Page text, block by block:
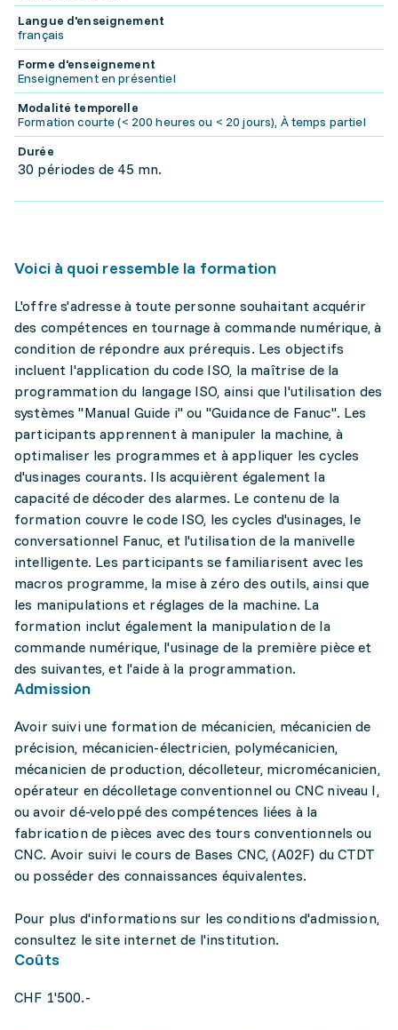
Langue d'enseignement
français
Forme d'enseignement
Enseignement en présentiel
Modalité temporelle
Formation courte (< 200 heures ou < 20 jours), À temps partiel
Durée
30 périodes de 45 mn.
Voici à quoi ressemble la formation
L'offre s'adresse à toute personne souhaitant acquérir
des compétences en tournage à commande numérique, à
condition de répondre aux prérequis. Les objectifs
incluent l'application du code ISO, la maîtrise de la
programmation du langage ISO, ainsi que l'utilisation des
systèmes "Manual Guide i" ou "Guidance de Fanuc". Les
participants apprennent à manipuler la machine, à
optimaliser les programmes et à appliquer les cycles
d'usinages courants. Ils acquièrent également la
capacité de décoder des alarmes. Le contenu de la
formation couvre le code ISO, les cycles d'usinages, le
conversationnel Fanuc, et l'utilisation de la manivelle
intelligente. Les participants se familiarisent avec les
macros programme, la mise à zéro des outils, ainsi que
les manipulations et réglages de la machine. La
formation inclut également la manipulation de la
commande numérique, l'usinage de la première pièce et
des suivantes, et l'aide à la programmation.
Admission
Avoir suivi une formation de mécanicien, mécanicien de
précision, mécanicien-électricien, polymécanicien,
mécanicien de production, décolleteur, micromécanicien,
opérateur en décolletage conventionnel ou CNC niveau I,
ou avoir dé-veloppé des compétences liées à la
fabrication de pièces avec des tours conventionnels ou
CNC. Avoir suivi le cours de Bases CNC, (A02F) du CTDT
ou posséder des connaissances équivalentes.
Pour plus d'informations sur les conditions d'admission,
consultez le site internet de l'institution.
Coûts
CHF 1'500.-